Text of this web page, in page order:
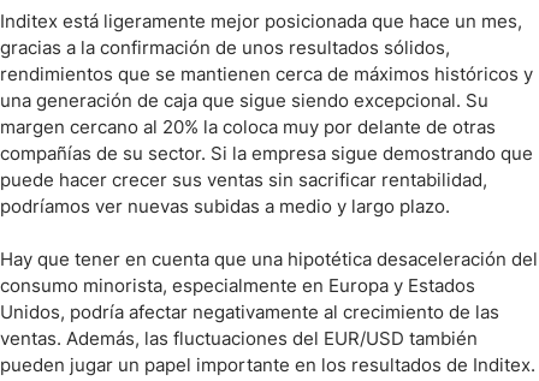
Inditex está ligeramente mejor posicionada que hace un mes,
gracias a la confirmación de unos resultados sólidos,
rendimientos que se mantienen cerca de máximos históricos y
una generación de caja que sigue siendo excepcional. Su
margen cercano al 20% la coloca muy por delante de otras
compañías de su sector. Si la empresa sigue demostrando que
puede hacer crecer sus ventas sin sacrificar rentabilidad,
podríamos ver nuevas subidas a medio y largo plazo.
Hay que tener en cuenta que una hipotética desaceleración del
consumo minorista, especialmente en Europa y Estados
Unidos, podría afectar negativamente al crecimiento de las
ventas. Además, las fluctuaciones del EUR/USD también
pueden jugar un papel importante en los resultados de Inditex.